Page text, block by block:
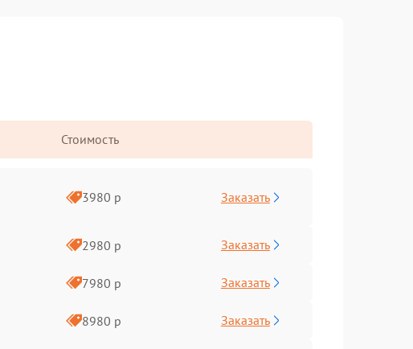
Стоимость
3980 р Заказать
2980 р Заказать
7980 р Заказать
8980 р Заказать